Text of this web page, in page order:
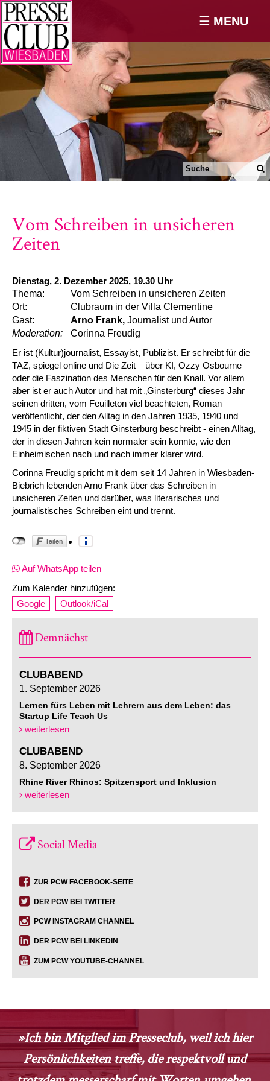
☰ MENU
Vom Schreiben in unsicheren
Zeiten
Dienstag, 2. Dezember 2025, 19.30 Uhr
Thema:
Vom Schreiben in unsicheren Zeiten
Ort:
Clubraum in der Villa Clementine
Gast:
Arno Frank, Journalist und Autor
Moderation:
Corinna Freudig
Er ist (Kultur)journalist, Essayist, Publizist. Er schreibt für die
TAZ, spiegel online und Die Zeit – über KI, Ozzy Osbourne
oder die Faszination des Menschen für den Knall. Vor allem
aber ist er auch Autor und hat mit „Ginsterburg“ dieses Jahr
seinen dritten, vom Feuilleton viel beachteten, Roman
veröffentlicht, der den Alltag in den Jahren 1935, 1940 und
1945 in der fiktiven Stadt Ginsterburg beschreibt - einen Alltag,
der in diesen Jahren kein normaler sein konnte, wie den
Einheimischen nach und nach immer klarer wird.
Corinna Freudig spricht mit dem seit 14 Jahren in Wiesbaden-
Biebrich lebenden Arno Frank über das Schreiben in
unsicheren Zeiten und darüber, was literarisches und
journalistisches Schreiben eint und trennt.
Auf WhatsApp teilen
Zum Kalender hinzufügen:
Google
Outlook/iCal
Demnächst
CLUBABEND
1. September 2026
Lernen fürs Leben mit Lehrern aus dem Leben: das
Startup Life Teach Us
weiterlesen
CLUBABEND
8. September 2026
Rhine River Rhinos: Spitzensport und Inklusion
weiterlesen
Social Media
ZUR PCW FACEBOOK-SEITE
DER PCW BEI TWITTER
PCW INSTAGRAM CHANNEL
DER PCW BEI LINKEDIN
ZUM PCW YOUTUBE-CHANNEL
»Ich bin Mitglied im Presseclub, weil ich hier
Persönlichkeiten treffe, die respektvoll und